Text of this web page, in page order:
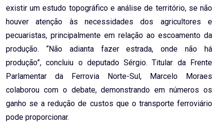
existir um estudo topográfico e análise de território, se não
houver atenção às necessidades dos agricultores e
pecuaristas, principalmente em relação ao escoamento da
produção. “Não adianta fazer estrada, onde não há
produção”, concluiu o deputado Sérgio. Titular da Frente
Parlamentar da Ferrovia Norte-Sul, Marcelo Moraes
colaborou com o debate, demonstrando em números os
ganho se a redução de custos que o transporte ferroviário
pode proporcionar.